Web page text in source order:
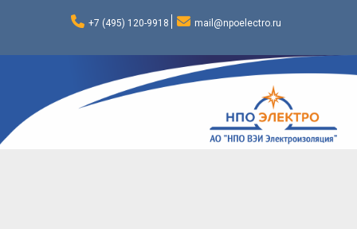
+7 (495) 120-9918 mail@npoelectro.ru